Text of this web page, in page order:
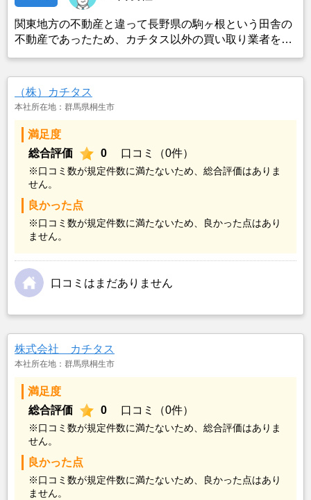
関東地方の不動産と違って長野県の駒ヶ根という田舎の
不動産であったため、カチタス以外の買い取り業者をみ
も空き家の状態で不動産を残しておけないと考えて売却
を決めた。
（株）カチタス
本社所在地：群馬県桐生市
満足度
総合評価
0 口コミ（0件）
※口コミ数が規定件数に満たないため、総合評価はありま
せん。
良かった点
※口コミ数が規定件数に満たないため、良かった点はあり
ません。
口コミはまだありません
株式会社 カチタス
本社所在地：群馬県桐生市
満足度
総合評価
0 口コミ（0件）
※口コミ数が規定件数に満たないため、総合評価はありま
せん。
良かった点
※口コミ数が規定件数に満たないため、良かった点はあり
ません。